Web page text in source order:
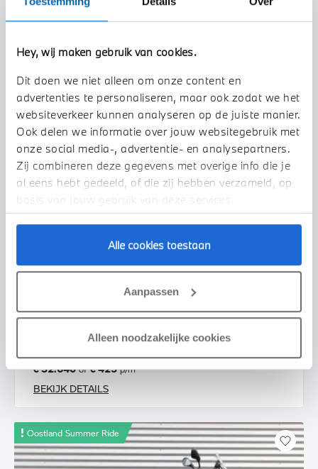
Hey, wij maken gebruik van cookies.
Dit doen we niet alleen om onze content en
advertenties te personaliseren, maar ook zodat we het
websiteverkeer kunnen analyseren op de juiste manier.
Ook delen we informatie over jouw websitegebruik met
onze social media-, advertentie- en analysepartners.
Zij combineren deze gegevens met overige info die je
al eens hebt gedeeld, of die zij hebben verzameld, op
basis van jouw gebruik van deze services.
Alle cookies toestaan
Aanpassen
Alleen noodzakelijke cookies
€ 33.193of€ 432
R 1300 GS |Enduro Pakket Pro |Alle opties
€ 32.640of€ 425p/m
BEKIJK DETAILS
Oostland Summer Ride